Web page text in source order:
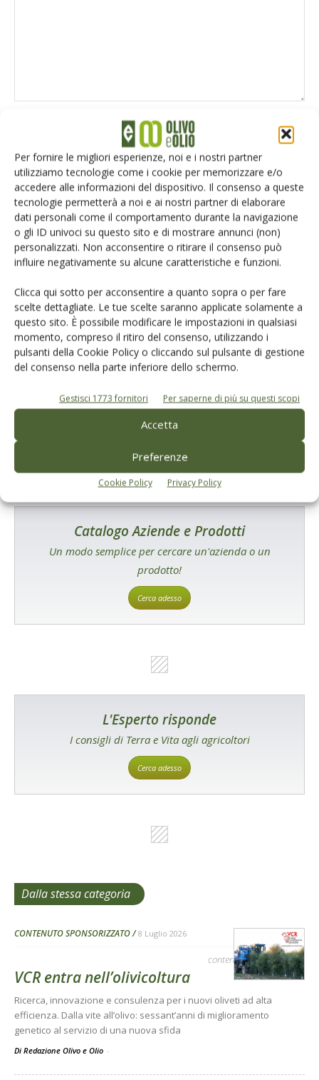
Per fornire le migliori esperienze, noi e i nostri partner
utilizziamo tecnologie come i cookie per memorizzare e/o
accedere alle informazioni del dispositivo. Il consenso a queste
tecnologie permetterà a noi e ai nostri partner di elaborare
dati personali come il comportamento durante la navigazione
o gli ID univoci su questo sito e di mostrare annunci (non)
personalizzati. Non acconsentire o ritirare il consenso può
influire negativamente su alcune caratteristiche e funzioni.
Clicca qui sotto per acconsentire a quanto sopra o per fare
scelte dettagliate. Le tue scelte saranno applicate solamente a
questo sito. È possibile modificare le impostazioni in qualsiasi
momento, compreso il ritiro del consenso, utilizzando i
pulsanti della Cookie Policy o cliccando sul pulsante di gestione
del consenso nella parte inferiore dello schermo.
Gestisci 1773 fornitori Per saperne di più su questi scopi
Accetta
Preferenze
Cookie Policy Privacy Policy
Salva il mio nome, email e sito web in questo browser per la
prossima volta che commento.
E-magazine
Tecniche, prodotti e servizi dalle aziende
Catalogo Aziende e Prodotti
Un modo semplice per cercare un'azienda o un
prodotto!
Cerca adesso
L'Esperto risponde
I consigli di Terra e Vita agli agricoltori
Cerca adesso
Dalla stessa categoria
CONTENUTO SPONSORIZZATO 8 Luglio 2026
contenuto sponsorizzato
VCR entra nell’olivicoltura
Ricerca, innovazione e consulenza per i nuovi oliveti ad alta
efficienza. Dalla vite all’olivo: sessant’anni di miglioramento
genetico al servizio di una nuova sfida
Di Redazione Olivo e Olio -